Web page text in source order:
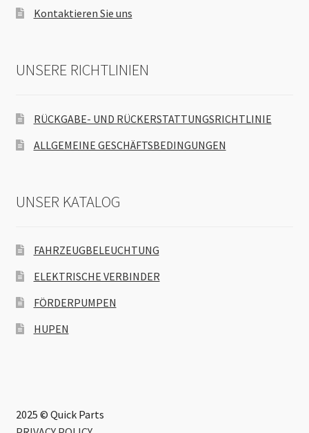
Kontaktieren Sie uns
UNSERE RICHTLINIEN
RÜCKGABE- UND RÜCKERSTATTUNGSRICHTLINIE
ALLGEMEINE GESCHÄFTSBEDINGUNGEN
UNSER KATALOG
FAHRZEUGBELEUCHTUNG
ELEKTRISCHE VERBINDER
FÖRDERPUMPEN
HUPEN
2025 © Quick Parts